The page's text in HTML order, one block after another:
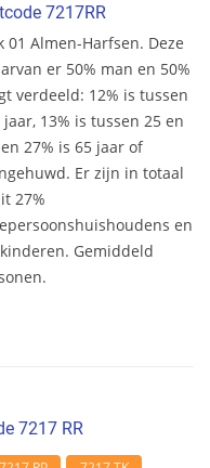
7217RR
01 Almen-Harfsen. Deze
er 50% man en 50%
verdeeld: 12% is tussen
13% is tussen 25 en
27% is 65 jaar of
Er zijn in totaal
27%
en
Gemiddeld
7217 RR